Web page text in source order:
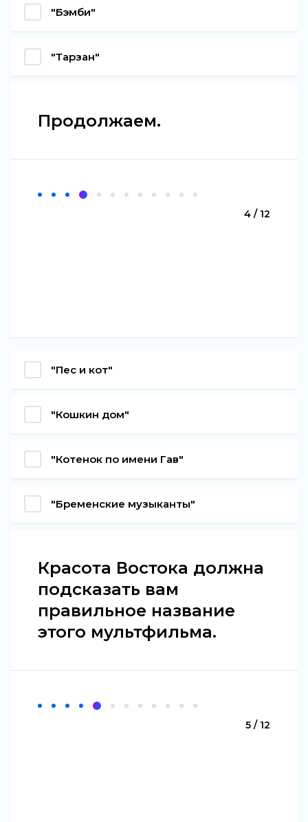
"Бэмби"
"Тарзан"
Продолжаем.
4 / 12
"Пес и кот"
"Кошкин дом"
"Котенок по имени Гав"
"Бременские музыканты"
Красота Востока должна
подсказать вам
правильное название
этого мультфильма.
5 / 12